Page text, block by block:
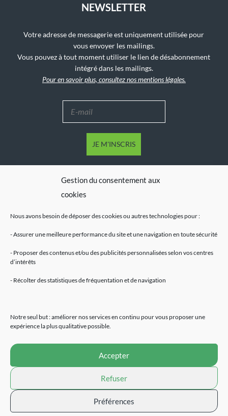
Gestion du consentement aux
cookies
Nous avons besoin de déposer des cookies ou autres technologies pour :
- Assurer une meilleure performance du site et une navigation en toute sécurité
- Proposer des contenus et/ou des publicités personnalisées selon vos centres
d’intérêts
- Récolter des statistiques de fréquentation et de navigation
Notre seul but : améliorer nos services en continu pour vous proposer une
expérience la plus qualitative possible.
Accepter
Refuser
Préférences
NEWSLETTER
Votre adresse de messagerie est uniquement utilisée pour
vous envoyer les mailings.
Vous pouvez à tout moment utiliser le lien de désabonnement
intégré dans les mailings.
Pour en savoir plus, consultez nos mentions légales.
Mentions légales
Huiles de CBD
Extraction CBD
Cosmétiques
Alimentation naturelle
Devenir revendeur
Contact